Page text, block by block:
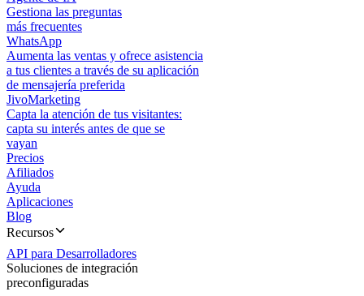
Gestiona las preguntas
más frecuentes
WhatsApp
Aumenta las ventas y ofrece asistencia
a tus clientes a través de su aplicación
de mensajería preferida
JivoMarketing
Capta la atención de tus visitantes:
capta su interés antes de que se
vayan
Precios
Afiliados
Ayuda
Aplicaciones
Blog
Recursos
API para Desarrolladores
Soluciones de integración
preconfiguradas